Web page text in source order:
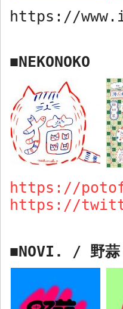
https://
■NEKONOKO
https://
https://
■NOVI. / 野蒜